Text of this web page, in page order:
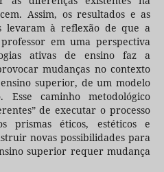
Assim, os resultados e as
levaram à reflexão de que a
em uma perspectiva
ativas de ensino faz a
mudanças no contexto
superior, de um modelo
Esse caminho metodológico
de executar o processo
prismas éticos, estéticos e
novas possibilidades para
superior requer mudança